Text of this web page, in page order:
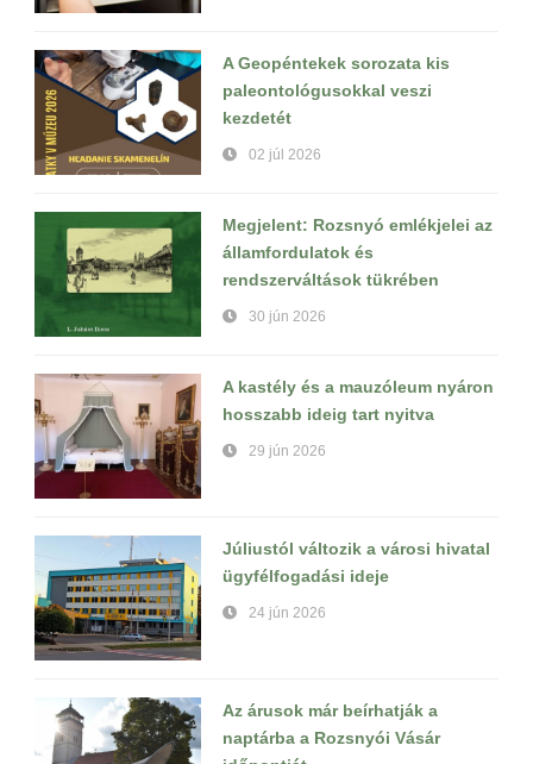
A Geopéntekek sorozata kis
paleontológusokkal veszi
kezdetét
02 júl 2026
Megjelent: Rozsnyó emlékjelei az
államfordulatok és
rendszerváltások tükrében
30 jún 2026
A kastély és a mauzóleum nyáron
hosszabb ideig tart nyitva
29 jún 2026
Júliustól változik a városi hivatal
ügyfélfogadási ideje
24 jún 2026
Az árusok már beírhatják a
naptárba a Rozsnyói Vásár